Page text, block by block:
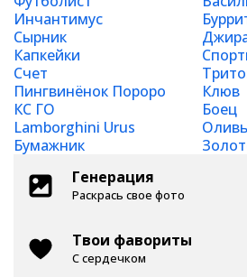
Инчантимус
Сырник
Капкейки
Счет
Пингвинёнок Пороро
Клюв
КС ГО
Боец
Lamborghini Urus
Бумажник
Генерация
Раскрась свое фото
Твои фавориты
С сердечком